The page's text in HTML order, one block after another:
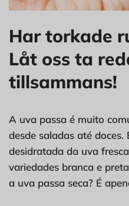
Har torkade
Låt oss ta
tillsammans!
A uva passa é muito
desde saladas até doces.
desidratada da uva
variedades branca e
a uva passa seca? É